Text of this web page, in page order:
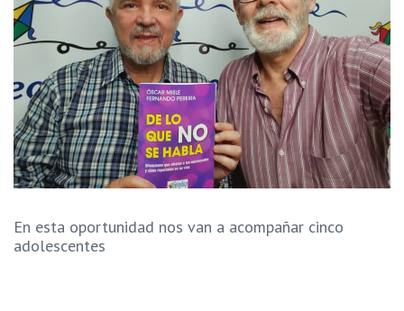
En esta oportunidad nos van a acompañar cinco
adolescentes